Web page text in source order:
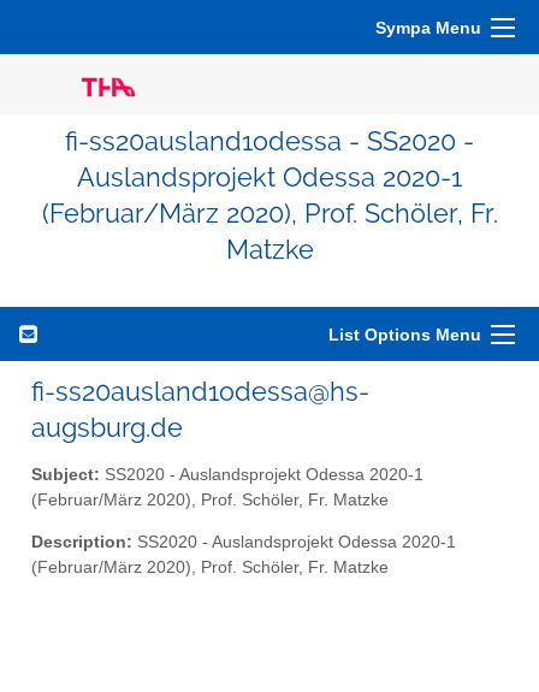
Sympa Menu
fi-ss20ausland1odessa - SS2020 -
Auslandsprojekt Odessa 2020-1
(Februar/März 2020), Prof. Schöler, Fr.
Matzke
List Options Menu
fi-ss20ausland1odessa@hs-
augsburg.de
Subject: SS2020 - Auslandsprojekt Odessa 2020-1
(Februar/März 2020), Prof. Schöler, Fr. Matzke
Description: SS2020 - Auslandsprojekt Odessa 2020-1
(Februar/März 2020), Prof. Schöler, Fr. Matzke